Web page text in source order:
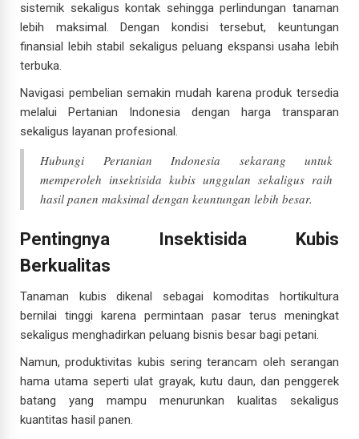
sistemik sekaligus kontak sehingga perlindungan tanaman
lebih maksimal. Dengan kondisi tersebut, keuntungan
finansial lebih stabil sekaligus peluang ekspansi usaha lebih
terbuka.
Navigasi pembelian semakin mudah karena produk tersedia
melalui Pertanian Indonesia dengan harga transparan
sekaligus layanan profesional.
Hubungi Pertanian Indonesia sekarang untuk
memperoleh insektisida kubis unggulan sekaligus raih
hasil panen maksimal dengan keuntungan lebih besar.
Pentingnya Insektisida Kubis
Berkualitas
Tanaman kubis dikenal sebagai komoditas hortikultura
bernilai tinggi karena permintaan pasar terus meningkat
sekaligus menghadirkan peluang bisnis besar bagi petani.
Namun, produktivitas kubis sering terancam oleh serangan
hama utama seperti ulat grayak, kutu daun, dan penggerek
batang yang mampu menurunkan kualitas sekaligus
kuantitas hasil panen.